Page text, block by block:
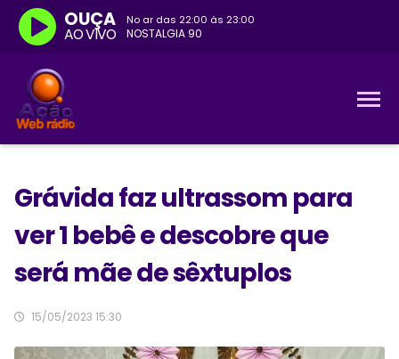
No ar das 22:00 às 23:00
NOSTALGIA 90
OUÇA
AO VIVO
Grávida faz ultrassom para
ver 1 bebê e descobre que
será mãe de sêxtuplos
15/05/2023 15:30